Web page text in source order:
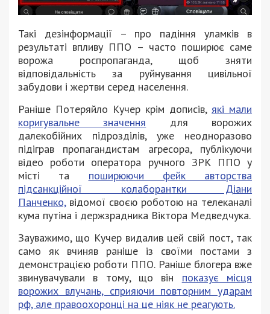
Такі дезінформації – про падіння уламків в
результаті впливу ППО – часто поширює саме
ворожа роспропаганда, щоб зняти
відповідальність за руйнування цивільної
забудови і жертви серед населення.
Раніше Потеряйло Кучер крім дописів, які мали
коригувальне значення для ворожих
далекобійних підрозділів, уже неодноразово
підіграв пропагандистам агресора, публікуючи
відео роботи оператора ручного ЗРК ППО у
місті та поширюючи фейк авторства
підсанкційної колаборантки Діани
Панченко,відомої своєю роботою на телеканалі
кума путіна і держзрадника Віктора Медведчука.
Зауважимо, що Кучер видалив цей свій пост, так
само як вчиняв раніше із своїми постами з
демонстрацією роботи ППО. Раніше блогера вже
звинувачували в тому, що він показує місця
ворожих влучань, сприяючи повторним ударам
рф, але правоохоронці на це ніяк не реагують.